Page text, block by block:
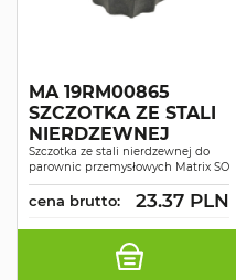
MA 19RM00865
SZCZOTKA ZE STALI
NIERDZEWNEJ
Szczotka ze stali nierdzewnej do
parownic przemysłowych Matrix SO
cena brutto: 23.37 PLN